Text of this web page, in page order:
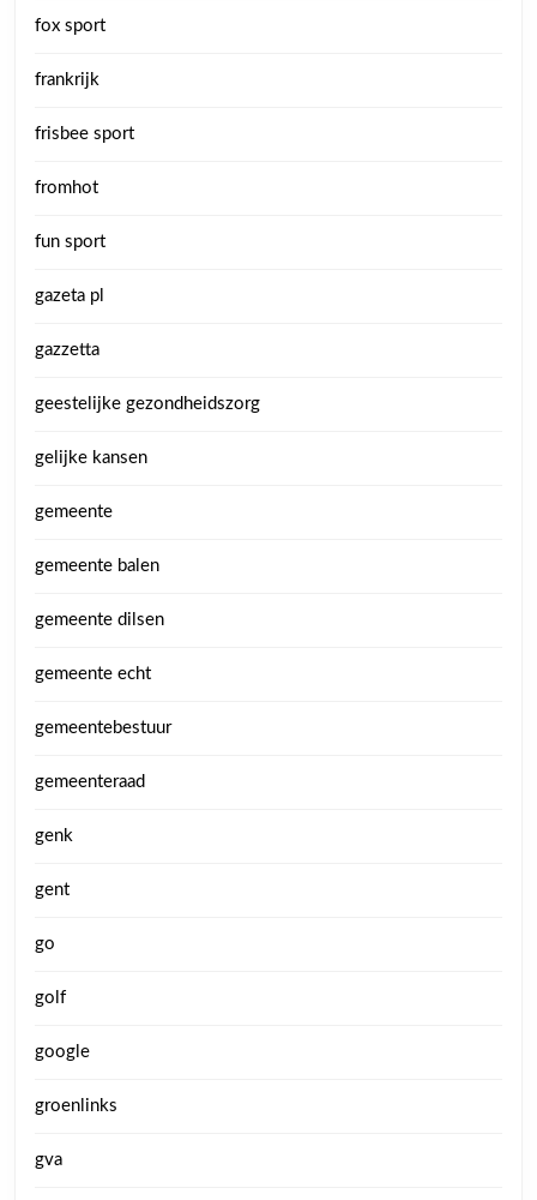
fox sport
frankrijk
frisbee sport
fromhot
fun sport
gazeta pl
gazzetta
geestelijke gezondheidszorg
gelijke kansen
gemeente
gemeente balen
gemeente dilsen
gemeente echt
gemeentebestuur
gemeenteraad
genk
gent
go
golf
google
groenlinks
gva